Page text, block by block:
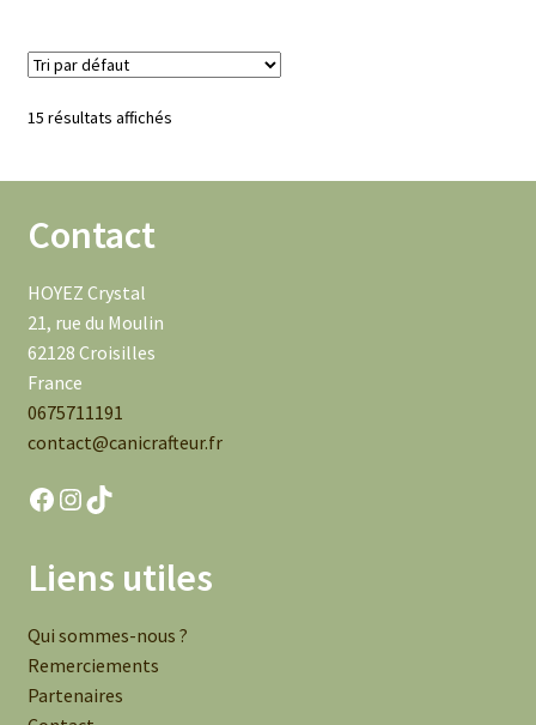
15 résultats affichés
Contact
HOYEZ Crystal
21, rue du Moulin
62128 Croisilles
France
0675711191
contact@canicrafteur.fr
Facebook
Instagram
TikTok
Liens utiles
Qui sommes-nous ?
Remerciements
Partenaires